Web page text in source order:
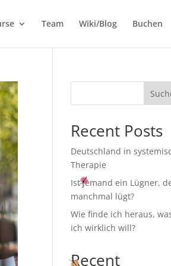
Team Wiki/Blog Buchen
Recent Posts
Deutschland in
Therapie
Ist jemand ein Lügner,
manchmal lügt?
Wie finde ich heraus,
ich wirklich will?
Recent